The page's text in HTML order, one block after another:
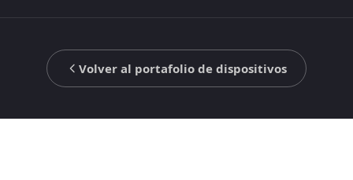
Volver al portafolio de dispositivos